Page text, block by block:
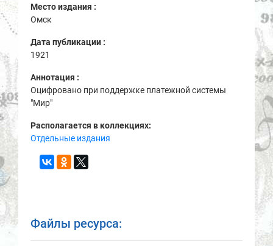
Место издания :
Омск
Дата публикации :
1921
Аннотация :
Оцифровано при поддержке платежной системы
"Мир"
Располагается в коллекциях:
Отдельные издания
Файлы ресурса: